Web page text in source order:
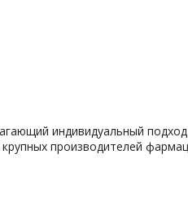
индивидуальный
производителей